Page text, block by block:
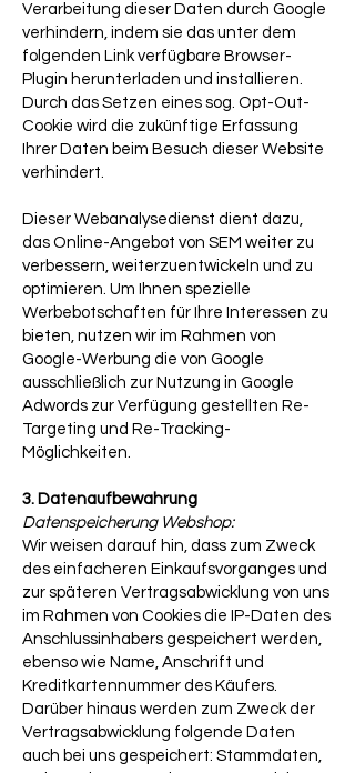
Verarbeitung dieser Daten durch Google
verhindern, indem sie das unter dem
folgenden Link verfügbare Browser-
Plugin herunterladen und installieren.
Durch das Setzen eines sog. Opt-Out-
Cookie wird die zukünftige Erfassung
Ihrer Daten beim Besuch dieser Website
verhindert.
Dieser Webanalysedienst dient dazu,
das Online-Angebot von SEM weiter zu
verbessern, weiterzuentwickeln und zu
optimieren. Um Ihnen spezielle
Werbebotschaften für Ihre Interessen zu
bieten, nutzen wir im Rahmen von
Google-Werbung die von Google
ausschließlich zur Nutzung in Google
Adwords zur Verfügung gestellten Re-
Targeting und Re-Tracking-
Möglichkeiten.
3. Datenaufbewahrung
Datenspeicherung Webshop:
Wir weisen darauf hin, dass zum Zweck
des einfacheren Einkaufsvorganges und
zur späteren Vertragsabwicklung von uns
im Rahmen von Cookies die IP-Daten des
Anschlussinhabers gespeichert werden,
ebenso wie Name, Anschrift und
Kreditkartennummer des Käufers.
Darüber hinaus werden zum Zweck der
Vertragsabwicklung folgende Daten
auch bei uns gespeichert: Stammdaten,